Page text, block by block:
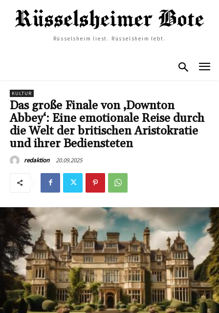
Rüsselsheim liest. Rüsselsheim lebt.
KULTUR
Das große Finale von ‚Downton
Abbey‘: Eine emotionale Reise durch
die Welt der britischen Aristokratie
und ihrer Bediensteten
redaktion 20.09.2025